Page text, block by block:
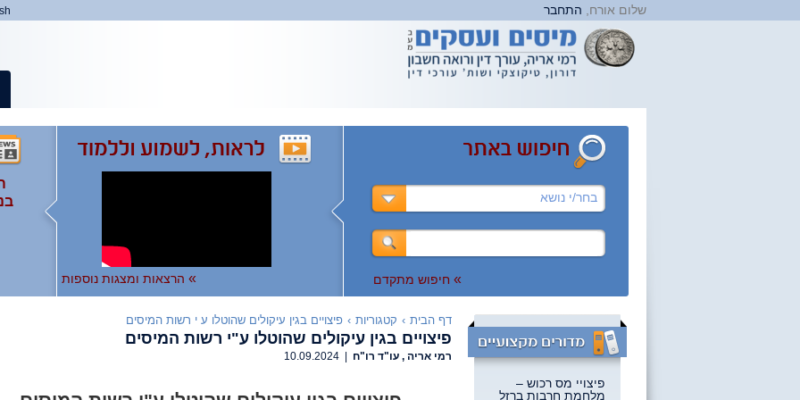
שלום אורח, התחבר
בחר/י נושא
» חיפוש מתקדם » הרצאות ומצגות נוספות
פיצויי מס רכוש –
מלחמת חרבות ברזל
דף הבית › קטגוריות › פיצויים בגין עיקולים שהוטלו ע י רשות המיסים
פיצויים בגין עיקולים שהוטלו ע"י רשות המיסים
רמי אריה , עו"ד רו"ח